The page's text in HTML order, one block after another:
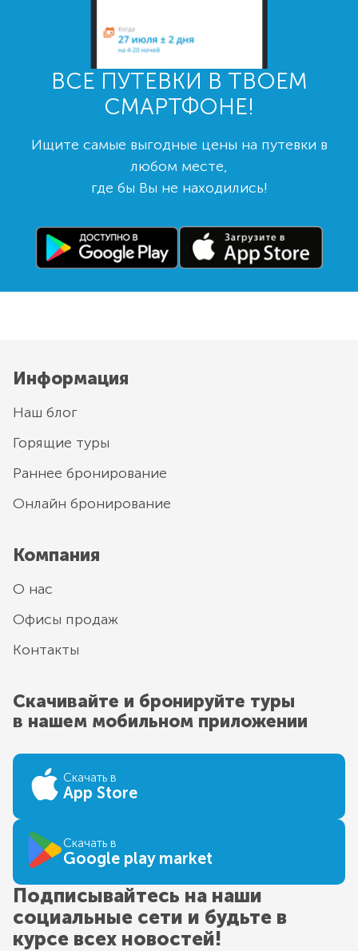
ВСЕ ПУТЕВКИ В ТВОЕМ
СМАРТФОНЕ!
Ищите самые выгодные цены на путевки в
любом месте,
где бы Вы не находились!
Информация
Наш блог
Горящие туры
Раннее бронирование
Онлайн бронирование
Компания
О нас
Офисы продаж
Контакты
Скачивайте и бронируйте туры
в нашем мобильном приложении
Скачать в
App Store
Скачать в
Google play market
Подписывайтесь на наши
социальные сети и будьте в
курсе всех новостей!